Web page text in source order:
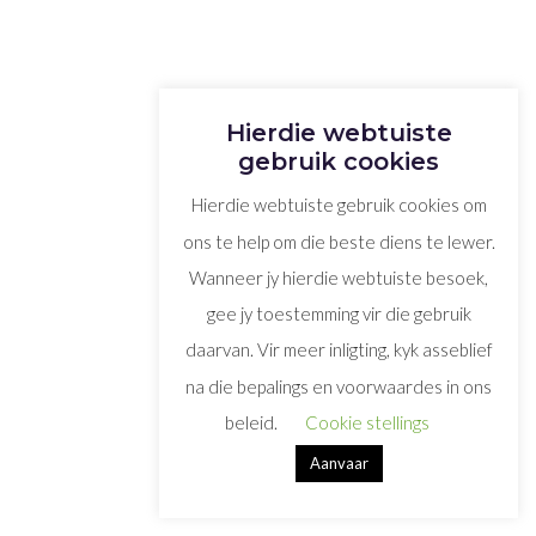
Hierdie webtuiste
gebruik cookies
Hierdie webtuiste gebruik cookies om
ons te help om die beste diens te lewer.
Wanneer jy hierdie webtuiste besoek,
gee jy toestemming vir die gebruik
daarvan. Vir meer inligting, kyk asseblief
na die bepalings en voorwaardes in ons
beleid.
Cookie stellings
Aanvaar